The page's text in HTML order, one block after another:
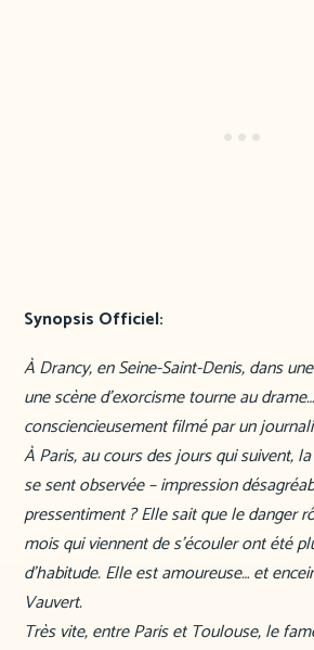
Synopsis Officiel:
À Drancy, en Seine-Saint-Denis, dans
une scène d’exorcisme tourne au
consciencieusement filmé par un
À Paris, au cours des jours qui suivent,
se sent observée – impression
pressentiment ? Elle sait que le danger
mois qui viennent de s’écouler ont été
d’habitude. Elle est amoureuse… et
Vauvert.
Très vite, entre Paris et Toulouse, le